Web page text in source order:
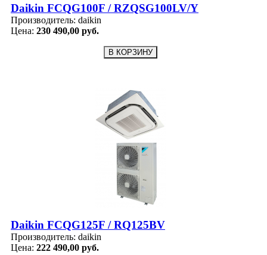
Daikin FCQG100F / RZQSG100LV/Y
Производитель: daikin
Цена: 230 490,00 руб.
Daikin FCQG125F / RQ125BV
Производитель: daikin
Цена: 222 490,00 руб.